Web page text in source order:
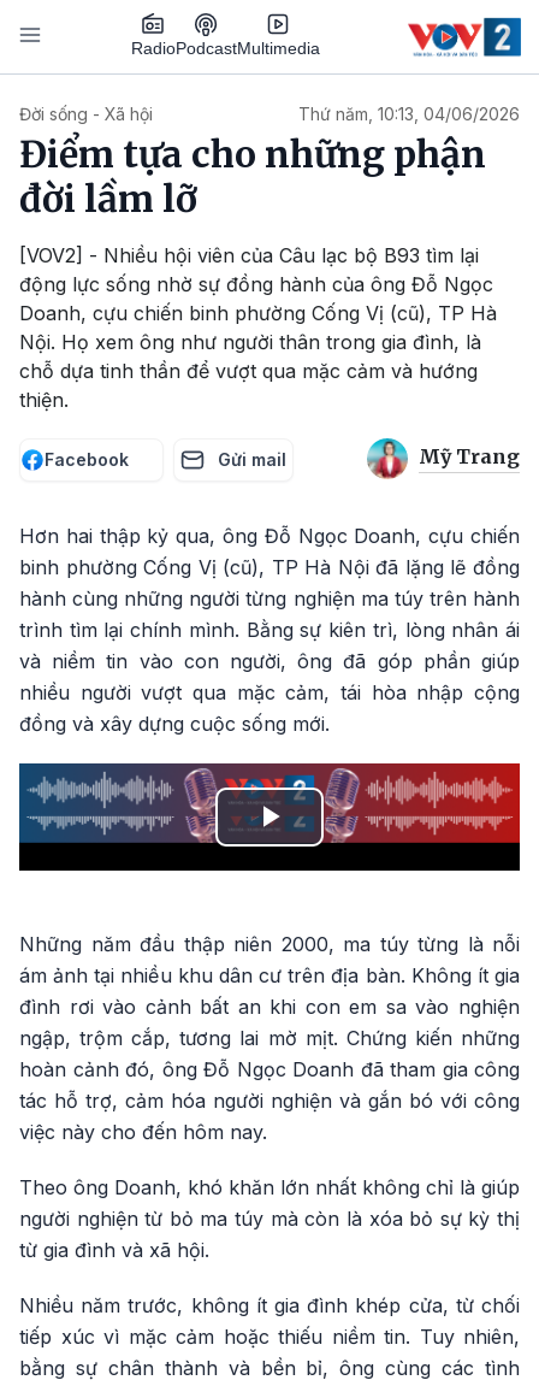
Nhảy đến nội dung
RadioPodcastMultimedia
Đời sống - Xã hội Thứ năm, 10:13, 04/06/2026
Điểm tựa cho những phận
đời lầm lỡ
[VOV2] - Nhiều hội viên của Câu lạc bộ B93 tìm lại
động lực sống nhờ sự đồng hành của ông Đỗ Ngọc
Doanh, cựu chiến binh phường Cống Vị (cũ), TP Hà
Nội. Họ xem ông như người thân trong gia đình, là
chỗ dựa tinh thần để vượt qua mặc cảm và hướng
thiện.
Facebook Gửi mail Mỹ Trang
Hơn hai thập kỷ qua, ông Đỗ Ngọc Doanh, cựu chiến
binh phường Cống Vị (cũ), TP Hà Nội đã lặng lẽ đồng
hành cùng những người từng nghiện ma túy trên hành
trình tìm lại chính mình. Bằng sự kiên trì, lòng nhân ái
và niềm tin vào con người, ông đã góp phần giúp
nhiều người vượt qua mặc cảm, tái hòa nhập cộng
đồng và xây dựng cuộc sống mới.
Play
Những năm đầu thập niên 2000, ma túy từng là nỗi
ám ảnh tại nhiều khu dân cư trên địa bàn. Không ít gia
đình rơi vào cảnh bất an khi con em sa vào nghiện
ngập, trộm cắp, tương lai mờ mịt. Chứng kiến những
hoàn cảnh đó, ông Đỗ Ngọc Doanh đã tham gia công
tác hỗ trợ, cảm hóa người nghiện và gắn bó với công
việc này cho đến hôm nay.
Theo ông Doanh, khó khăn lớn nhất không chỉ là giúp
người nghiện từ bỏ ma túy mà còn là xóa bỏ sự kỳ thị
từ gia đình và xã hội.
Nhiều năm trước, không ít gia đình khép cửa, từ chối
tiếp xúc vì mặc cảm hoặc thiếu niềm tin. Tuy nhiên,
bằng sự chân thành và bền bỉ, ông cùng các tình